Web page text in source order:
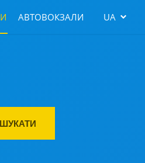
АВТОВОКЗАЛИ UA
ШУКАТИ